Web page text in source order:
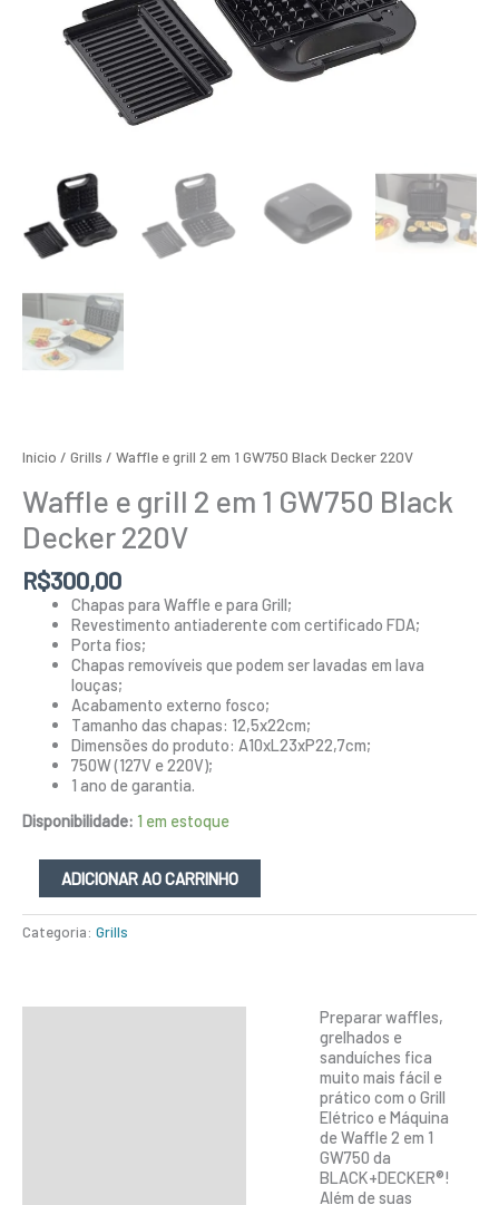
Início / Grills / Waffle e grill 2 em 1 GW750 Black Decker 220V
Waffle e grill 2 em 1 GW750 Black
Decker 220V
R$300,00
Chapas para Waffle e para Grill;
Revestimento antiaderente com certificado FDA;
Porta fios;
Chapas removíveis que podem ser lavadas em lava
louças;
Acabamento externo fosco;
Tamanho das chapas: 12,5x22cm;
Dimensões do produto: A10xL23xP22,7cm;
750W (127V e 220V);
1 ano de garantia.
Disponibilidade: 1 em estoque
ADICIONAR AO CARRINHO
Categoria: Grills
Preparar waffles,
grelhados e
sanduíches fica
muito mais fácil e
prático com o Grill
Elétrico e Máquina
de Waffle 2 em 1
GW750 da
BLACK+DECKER®!
Além de suas